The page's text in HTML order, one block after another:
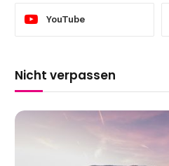
YouTube
Nicht verpassen